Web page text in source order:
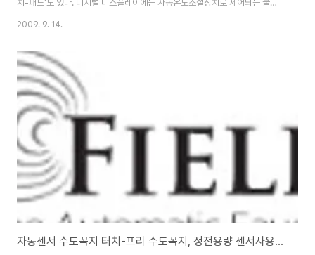
치-패드'도 있다. 디지털 디스플레이에는 자동온도조절장치로 제어되는 물의
온도가 표시된다. 빨간 파란 점과 숫자들이 쉽게 눈에 띄면서도, 흰색의 텍노릴
흰색의 매끈한 곡선은 아치 형태를 하고 있는 검은색의 수도꼭지와 아주 잘 어
울려, 업계에서도 아주 독특하고 세련된 디자인으로 꼽힌다. 바도는 브이-터치
제품을 디지털 샤워기와 욕조용 수도꼭지를 벽에 장착하는 제품에까지 확장할
계획이다. 바도의 혁신 카탈로그에는 폭포수처럼 물이 쏟아지는 시너리
(Synerie) 제품, ..
2009. 9. 14.
자동센서 수도꼭지 터치-프리 수도꼭지, 정전용량 센서사용으로 신뢰감 높여!